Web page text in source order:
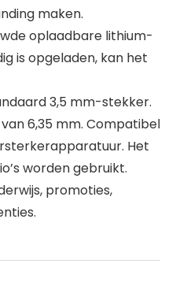
maken.
oplaadbare lithium-
is opgeladen, kan het
3,5 mm-stekker.
6,35 mm. Compatibel
Het
worden gebruikt.
promoties,